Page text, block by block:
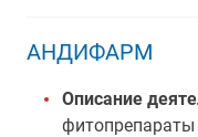
АНДИФАРМ
Описание